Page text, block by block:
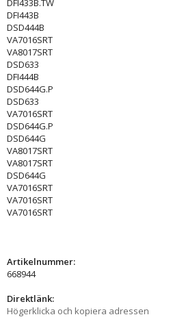
DFI443B
DSD444B
VA7016SRT
VA8017SRT
DSD633
DFI444B
DSD644G.P
DSD633
VA7016SRT
DSD644G.P
DSD644G
VA8017SRT
VA8017SRT
DSD644G
VA7016SRT
VA7016SRT
VA7016SRT
Artikelnummer:
668944
Direktlänk:
Högerklicka och kopiera adressen